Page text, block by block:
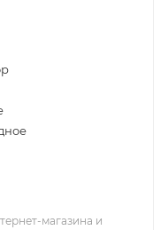
магазина и